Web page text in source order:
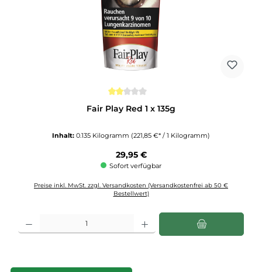
Fair Play Red 1 x 135g
Inhalt: 0.135 Kilogramm (221,85 €* / 1 Kilogramm)
Regulärer Preis:
29,95 €
Sofort verfügbar
Preise inkl. MwSt. zzgl. Versandkosten (Versandkostenfrei ab 50 €
Bestellwert)